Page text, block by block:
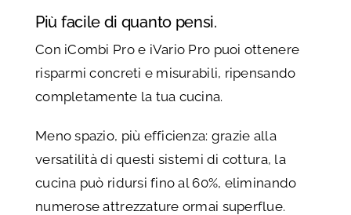
Più facile di quanto pensi.
Con iCombi Pro e iVario Pro puoi ottenere
risparmi concreti e misurabili, ripensando
completamente la tua cucina.
Meno spazio, più efficienza: grazie alla
versatilità di questi sistemi di cottura, la
cucina può ridursi fino al 60%, eliminando
numerose attrezzature ormai superflue.